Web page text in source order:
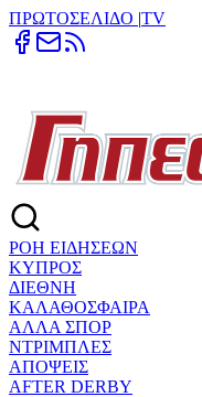
ΠΡΩΤΟΣΕΛΙΔΟ |TV
ΡΟΗ ΕΙΔΗΣΕΩΝ
ΚΥΠΡΟΣ
ΔΙΕΘΝΗ
ΚΑΛΑΘΟΣΦΑΙΡΑ
ΑΛΛΑ ΣΠΟΡ
ΝΤΡΙΜΠΛΕΣ
ΑΠΟΨΕΙΣ
AFTER DERBY